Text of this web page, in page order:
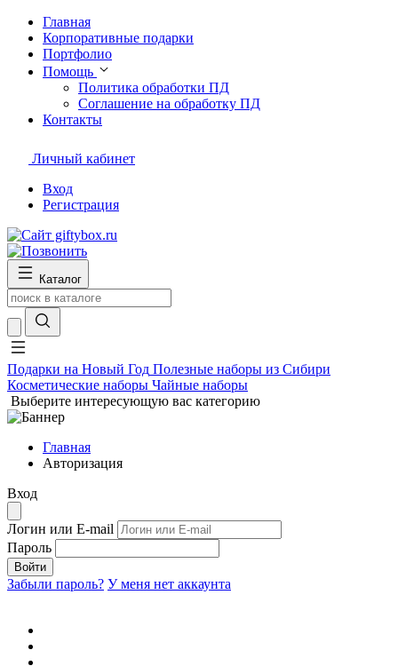
Главная
Корпоративные подарки
Портфолио
Помощь
Политика обработки ПД
Соглашение на обработку ПД
Контакты
Личный кабинет
Вход
Регистрация
Каталог
Подарки на Новый Год Полезные наборы из Сибири
Косметические наборы Чайные наборы
Выберите интересующую вас категорию
Главная
Авторизация
Вход
Логин или E-mail
Пароль
Войти
Забыли пароль? У меня нет аккаунта